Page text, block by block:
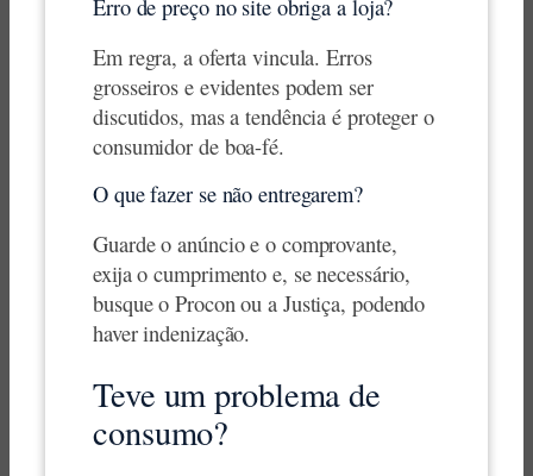
Erro de preço no site obriga a loja?
Em regra, a oferta vincula. Erros
grosseiros e evidentes podem ser
discutidos, mas a tendência é proteger o
consumidor de boa-fé.
O que fazer se não entregarem?
Guarde o anúncio e o comprovante,
exija o cumprimento e, se necessário,
busque o Procon ou a Justiça, podendo
haver indenização.
Teve um problema de
consumo?